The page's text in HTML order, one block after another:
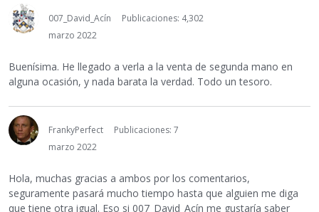
007_David_Acín
Publicaciones: 4,302
marzo 2022
Buenísima. He llegado a verla a la venta de segunda mano en
alguna ocasión, y nada barata la verdad. Todo un tesoro.
FrankyPerfect
Publicaciones: 7
marzo 2022
Hola, muchas gracias a ambos por los comentarios,
seguramente pasará mucho tiempo hasta que alguien me diga
que tiene otra igual. Eso si 007_David_Acín me gustaría saber